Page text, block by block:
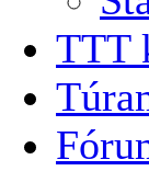
TTT